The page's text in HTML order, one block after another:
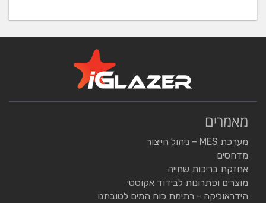
מאמרים
מערכת MES – ניהול הייצור
מדחסים
אחזקת בריכות שחייה
מוצרים ופתרונות לבידוד אקוסטי
הידראוליקה - רתימת כוח המים לטובתנו